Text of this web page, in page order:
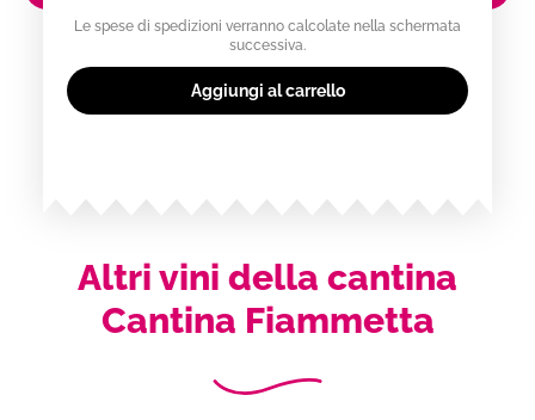
Le spese di spedizioni verranno calcolate nella schermata
successiva.
Aggiungi al carrello
Altri vini della cantina
Cantina Fiammetta